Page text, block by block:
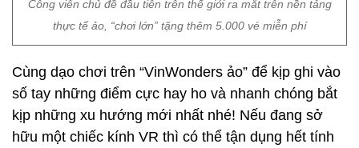
Công viên chủ đề đầu tiên trên thế giới ra mắt trên nền tảng
thực tế ảo, “chơi lớn” tặng thêm 5.000 vé miễn phí
Cùng dạo chơi trên “VinWonders ảo” để kịp ghi vào
số tay những điểm cực hay ho và nhanh chóng bắt
kịp những xu hướng mới nhất nhé! Nếu đang sở
hữu một chiếc kính VR thì có thể tận dụng hết tính